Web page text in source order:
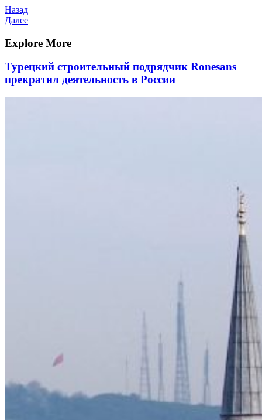
Навигация
по
записям
Предыдущая
запись
Назад
Следующая
Далее
Explore More
Турецкий строительный подрядчик Ronesans
прекратил деятельность в России